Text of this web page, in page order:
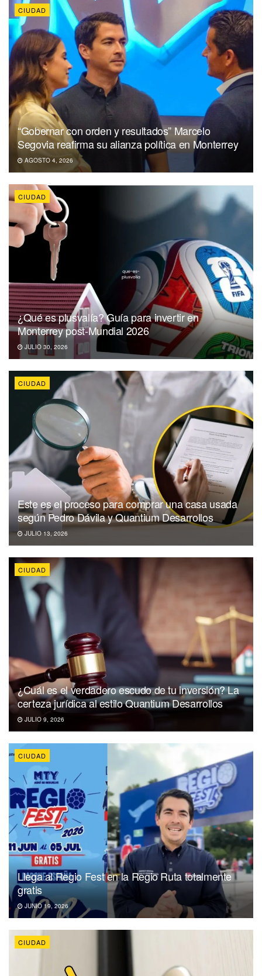
CIUDAD
“Gobernar con orden y resultados” Marcelo
Segovia reafirma su alianza política en Monterrey
AGOSTO 4, 2026
CIUDAD
¿Qué es plusvalía? Guía para invertir en
Monterrey post-Mundial 2026
JULIO 30, 2026
CIUDAD
Este es el proceso para comprar una casa usada
según Pedro Dávila y Quantium Desarrollos
JULIO 13, 2026
CIUDAD
¿Cuál es el verdadero escudo de tu inversión? La
certeza jurídica al estilo Quantium Desarrollos
JULIO 9, 2026
CIUDAD
Llega al Regio Fest en la Regio Ruta totalmente
gratis
JUNIO 19, 2026
CIUDAD